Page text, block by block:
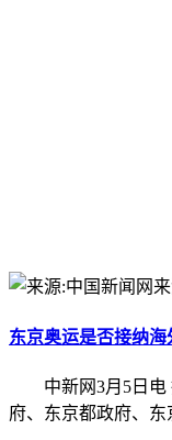
东京奥运是否接纳
中新网3月5日电
府、东京都政府、东